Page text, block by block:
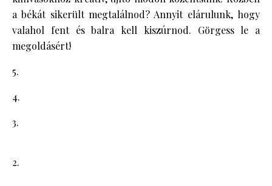
a békát sikerült megtalálnod? Annyit elárulunk, hogy
valahol fent és balra kell kiszúrnod. Görgess le a
megoldásért!
5.
4.
3.
2.